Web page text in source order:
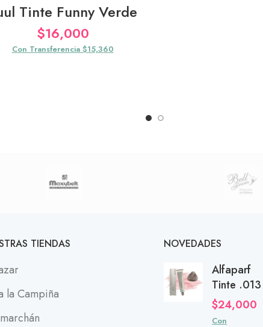
Tinte Funny Verde
$16,000
Con Transferencia $15,360
TIENDAS
la Campiña
NOVEDADES
Alfaparf
Tinte .013
$24,000
Con